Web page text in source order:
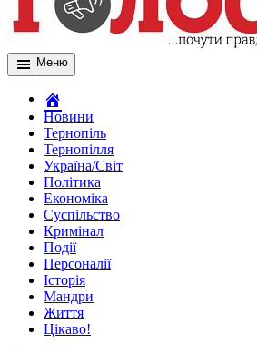
Меню
Новини
Тернопіль
Тернопілля
Україна/Світ
Політика
Економіка
Суспільство
Кримінал
Події
Персоналії
Історія
Мандри
Життя
Цікаво!